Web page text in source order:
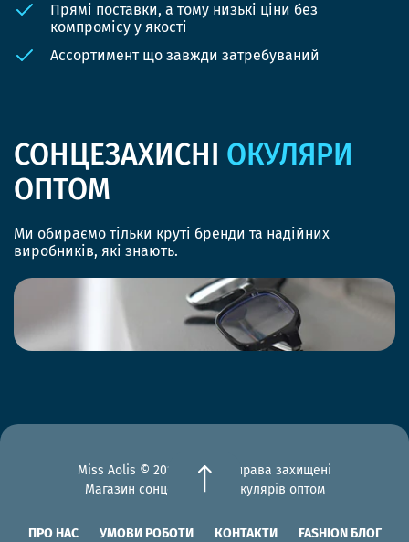
Прямі поставки, а тому низькі ціни без
компромісу у якості
Ассортимент що завжди затребуваний
СОНЦЕЗАХИСНІ ОКУЛЯРИ
ОПТОМ
Ми обираємо тільки круті бренди та надійних
виробників, які знають.
Miss Aolis © 2012-2026 Всі права захищені
Магазин сонцезахисних окулярів оптом
ПРО НАС УМОВИ РОБОТИ КОНТАКТИ FASHION БЛОГ